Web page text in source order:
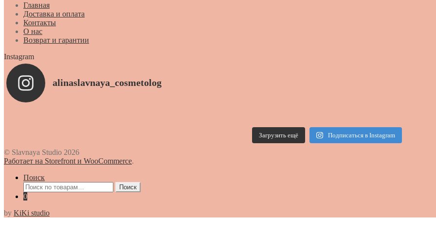
Главная
Доставка и оплата
Контакты
О нас
Возврат и гарантии
Instagram
alinaslavnaya_cosmetolog
Загрузить ещё Подписаться в Instagram
© Slavnaya Studio 2026
Работает на Storefront и WooCommerce.
Поиск
Искать:
Поиск
0
by KiKi studio